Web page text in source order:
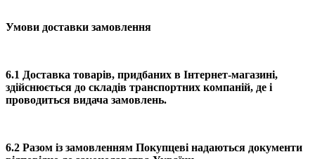
Умови доставки замовлення
6.1 Доставка товарів, придбаних в Інтернет-магазині,
здійснюється до складів транспортних компаній, де і
проводиться видача замовлень.
6.2 Разом із замовленням Покупцеві надаються документи